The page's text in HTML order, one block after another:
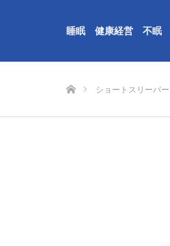
睡眠 健康経営 不眠
ショートスリーパ